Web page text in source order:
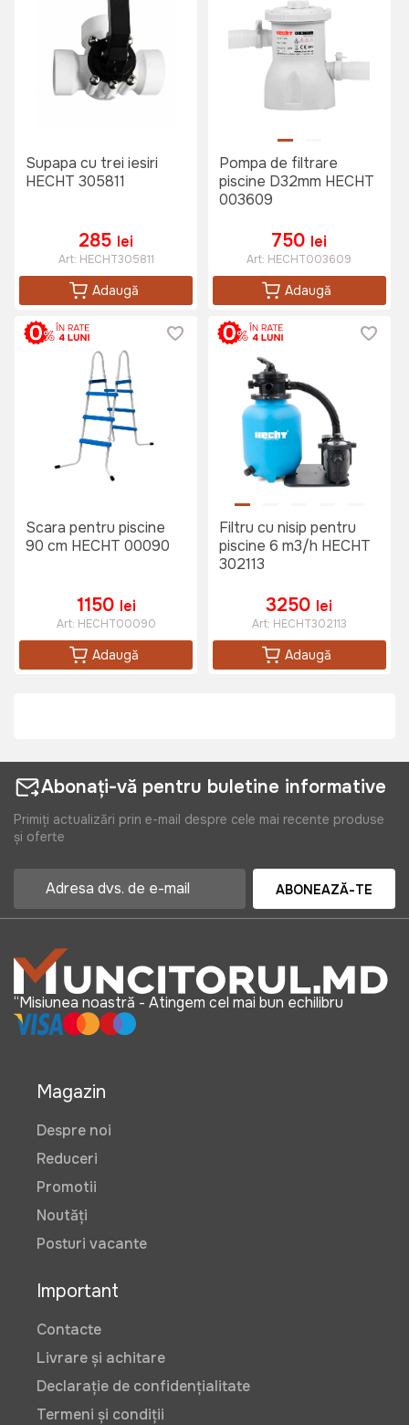
Supapa cu trei iesiri
HECHT 305811
285 lei
Art: HECHT305811
Adaugă
Pompa de filtrare
piscine D32mm HECHT
003609
750 lei
Art: HECHT003609
Adaugă
Scara pentru piscine
90 cm HECHT 00090
1150 lei
Art: HECHT00090
Adaugă
Filtru cu nisip pentru
piscine 6 m3/h HECHT
302113
3250 lei
Art: HECHT302113
Adaugă
Abonați-vă pentru buletine informative
Primiți actualizări prin e-mail despre cele mai recente produse
și oferte
ABONEAZĂ-TE
“Misiunea noastră - Atingem cel mai bun echilibru
Magazin
Despre noi
Reduceri
Promotii
Noutăți
Posturi vacante
Important
Contacte
Livrare și achitare
Declarație de confidențialitate
Termeni și condiții